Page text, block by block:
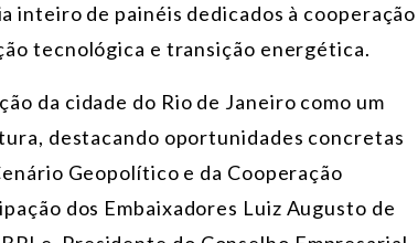
inteiro de painéis dedicados à cooperação
tecnológica e transição energética.
da cidade do Rio de Janeiro como um
destacando oportunidades concretas
Geopolítico e da Cooperação
dos Embaixadores Luiz Augusto de